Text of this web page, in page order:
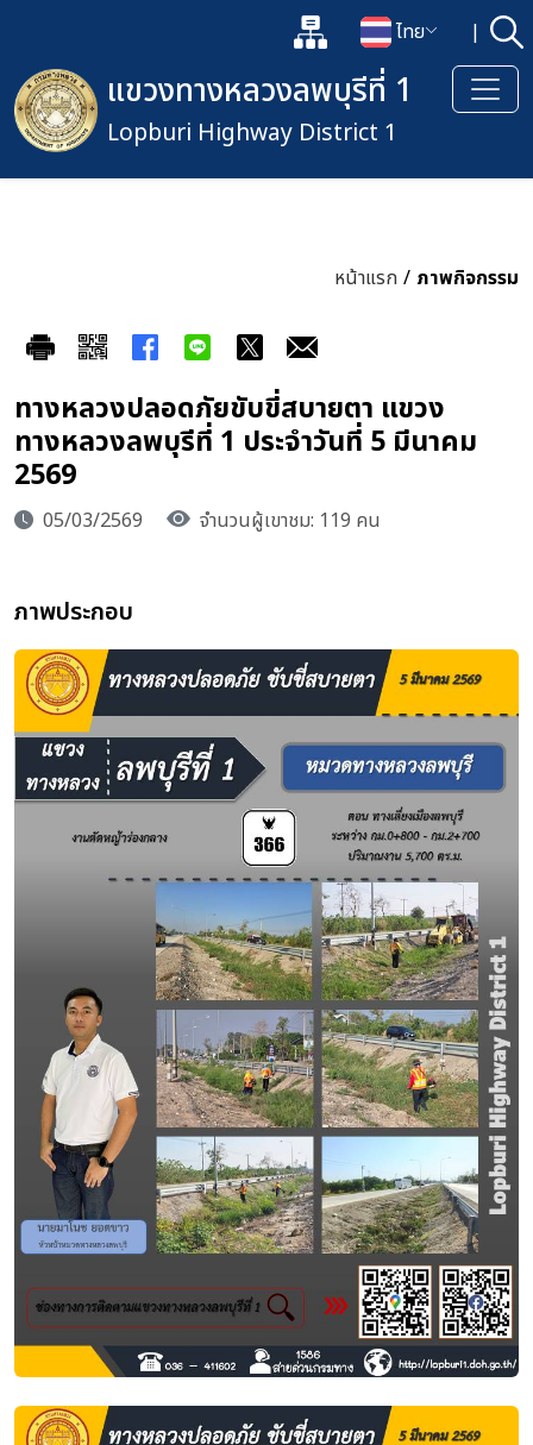
แผนผังเว็บไซต์
เปลี่ยนภาษา
ไทย | ค้
เปิดกล่องค้นหาข้อมูลหลักของเ
แขวงทางหลวงลพบุรีที่ 1
Lopburi Highway District 1
หน้าแรก / ภาพกิจกรรม
ทางหลวงปลอดภัยขับขี่สบายตา แขวง
ทางหลวงลพบุรีที่ 1 ประจำวันที่ 5 มีนาคม
2569
05/03/2569 จำนวนผู้เขาชม: 119 คน
ภาพประกอบ